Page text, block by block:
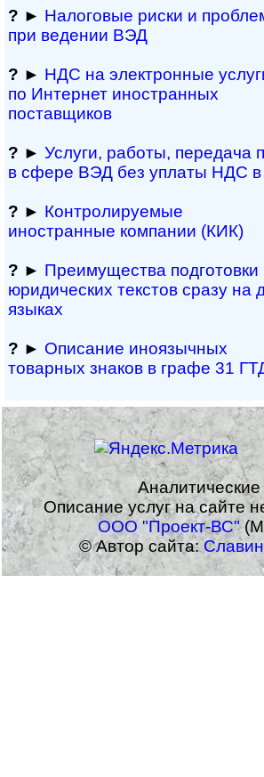
? ► Налоговые риски и
при ведении ВЭД
? ► НДС на электронные
по Интернет иностранных
поставщиков
? ► Услуги, работы, пе­ре­да­ча
в сфере ВЭД без уплаты НДС
? ► Контролируемые
иностранные компании (КИК)
? ► Преимущества под­гото­вки
юри­ди­чес­ких тек­с­тов сразу на
языках
? ► Описание иноязычных
товарных знаков в графе 31
Описание услуг на сайте
ООО "Проект-ВС"
© Автор сайта: